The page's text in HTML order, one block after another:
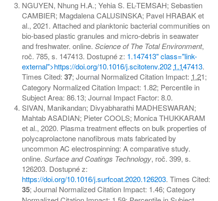
NGUYEN, Nhung H.A.; Yehia S. EL-TEMSAH; Sebastien
CAMBIER; Magdalena CALUSINSKA; Pavel HRABAK et
al., 2021. Attached and planktonic bacterial communities on
bio-based plastic granules and micro-debris in seawater
and freshwater. online. Science of The Total Environment,
roč. 785, s. 147413. Dostupné z: 1.147413" class="link-
external">https://doi.org/10.1016/j.scitotenv.202 1.147413.
Times Cited: 37; Journal Normalized Citation Impact: 1.21;
Category Normalized Citation Impact: 1.82; Percentile in
Subject Area: 86.13; Journal Impact Factor: 8.0.
SIVAN, Manikandan; Divyabharathi MADHESWARAN;
Mahtab ASADIAN; Pieter COOLS; Monica THUKKARAM
et al., 2020. Plasma treatment effects on bulk properties of
polycaprolactone nanofibrous mats fabricated by
uncommon AC electrospinning: A comparative study.
online. Surface and Coatings Technology, roč. 399, s.
126203. Dostupné z:
https://doi.org/10.1016/j.surfcoat.2020.126203. Times Cited:
35; Journal Normalized Citation Impact: 1.46; Category